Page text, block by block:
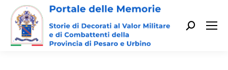
Cerca: